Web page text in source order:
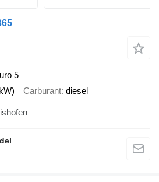
5
Carburant diesel